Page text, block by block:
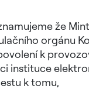
že
orgánu
k
instituce
k tomu,